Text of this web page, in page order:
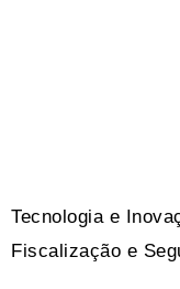
Tecnologia e
Fiscalização e